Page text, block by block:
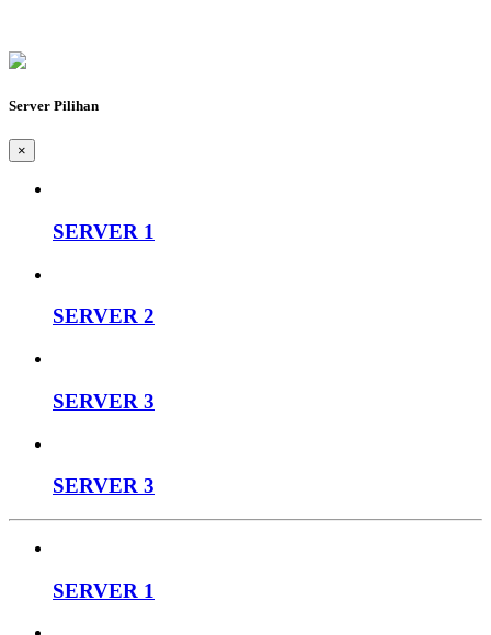
Server Pilihan
×
SERVER 1
SERVER 2
SERVER 3
SERVER 3
SERVER 1